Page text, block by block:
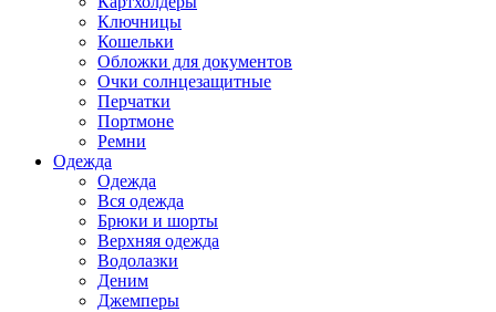
Ключницы
Кошельки
Обложки для документов
Очки солнцезащитные
Перчатки
Портмоне
Ремни
Одежда
Одежда
Вся одежда
Брюки и шорты
Верхняя одежда
Водолазки
Деним
Джемперы